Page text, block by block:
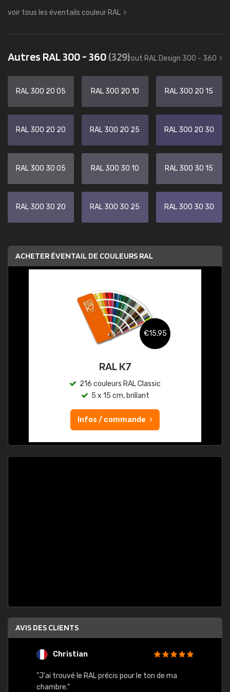
voir tous les éventails couleur RAL
Autres RAL 300 - 360(329)tout RAL Design 300 - 360
RAL 300 20 05 RAL 300 20 10 RAL 300 20 15
RAL 300 20 20 RAL 300 20 25 RAL 300 20 30
RAL 300 30 05 RAL 300 30 10 RAL 300 30 15
RAL 300 30 20 RAL 300 30 25 RAL 300 30 30
ACHETER ÉVENTAIL DE COULEURS RAL
€15,95
RAL K7
216 couleurs RAL Classic
5 x 15 cm, brillant
Infos / commande
AVIS DES CLIENTS
Christian
"J'ai trouvé le RAL précis pour le ton de ma
chambre."